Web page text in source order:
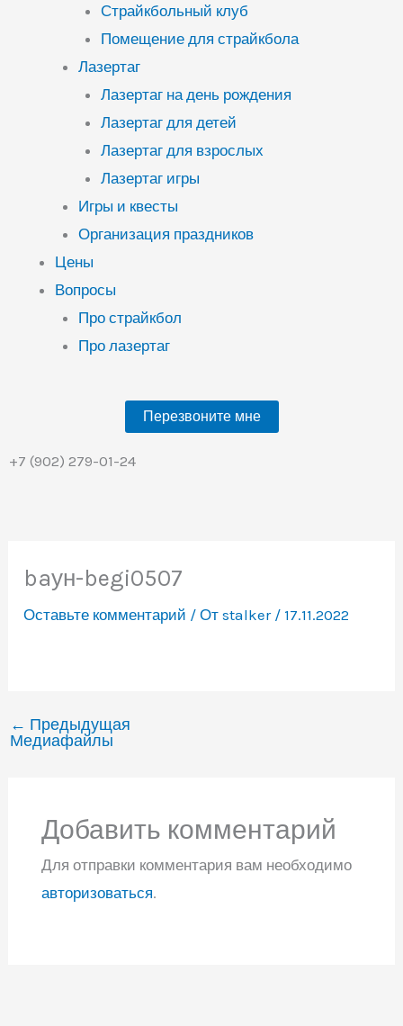
Страйкбольный клуб
Помещение для страйкбола
Лазертаг
Лазертаг на день рождения
Лазертаг для детей
Лазертаг для взрослых
Лазертаг игры
Игры и квесты
Организация праздников
Цены
Вопросы
Про страйкбол
Про лазертаг
Перезвоните мне
+7 (902) 279-01-24
baун-begi0507
Оставьте комментарий / Отstalker / 17.11.2022
← Предыдущая
Медиафайлы
Добавить комментарий
Для отправки комментария вам необходимо
авторизоваться.